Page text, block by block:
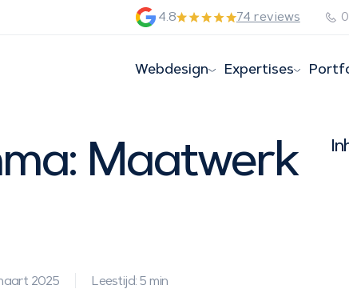
4.8 74 reviews
Webdesign Expertises
Maatwerk
2025 Leestijd: 5 min